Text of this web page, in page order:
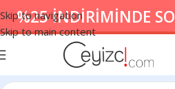
Skip to navigation
Skip to main content
%25 İNDİRİMİNDE